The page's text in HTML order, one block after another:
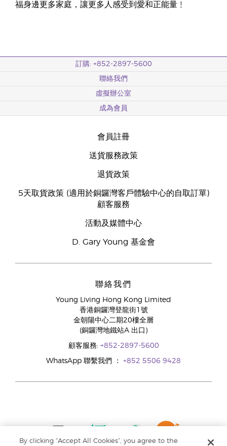
福身邊更多家庭，讓更多人感受到愛和正能量﹗
訂購: +852-2897-5600
聯絡我們
虛擬辦公室
成為會員
會員註冊
送貨服務政策
退貨政策
5天取貨政策 (適用於銅鑼灣客戶體驗中心的自取訂單)
顧客服務
活動及媒體中心
D. Gary Young 基金會
聯絡我們
Young Living Hong Kong Limited
香港銅鑼灣登龍街1號
金朝陽中心二期20樓全層
(銅鑼灣地鐵站A 出口)
顧客服務: +852-2897-5600
WhatsApp 聯繫我們 ： +852 5506 9428
By clicking “Accept All Cookies”, you agree to the